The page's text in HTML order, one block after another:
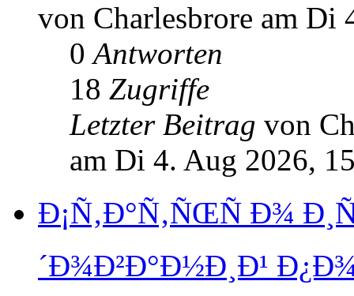
von Charlesbrore am Di
0Antworten
18 Zugriffe
Letzter Beitrag von
am Di 4. Aug 2026,
Ð¡Ñ‚Ð°Ñ‚ÑŒÑ Ð¾
´Ð¾Ð²Ð°Ð½Ð¸Ð¹ Ð¿Ð¾